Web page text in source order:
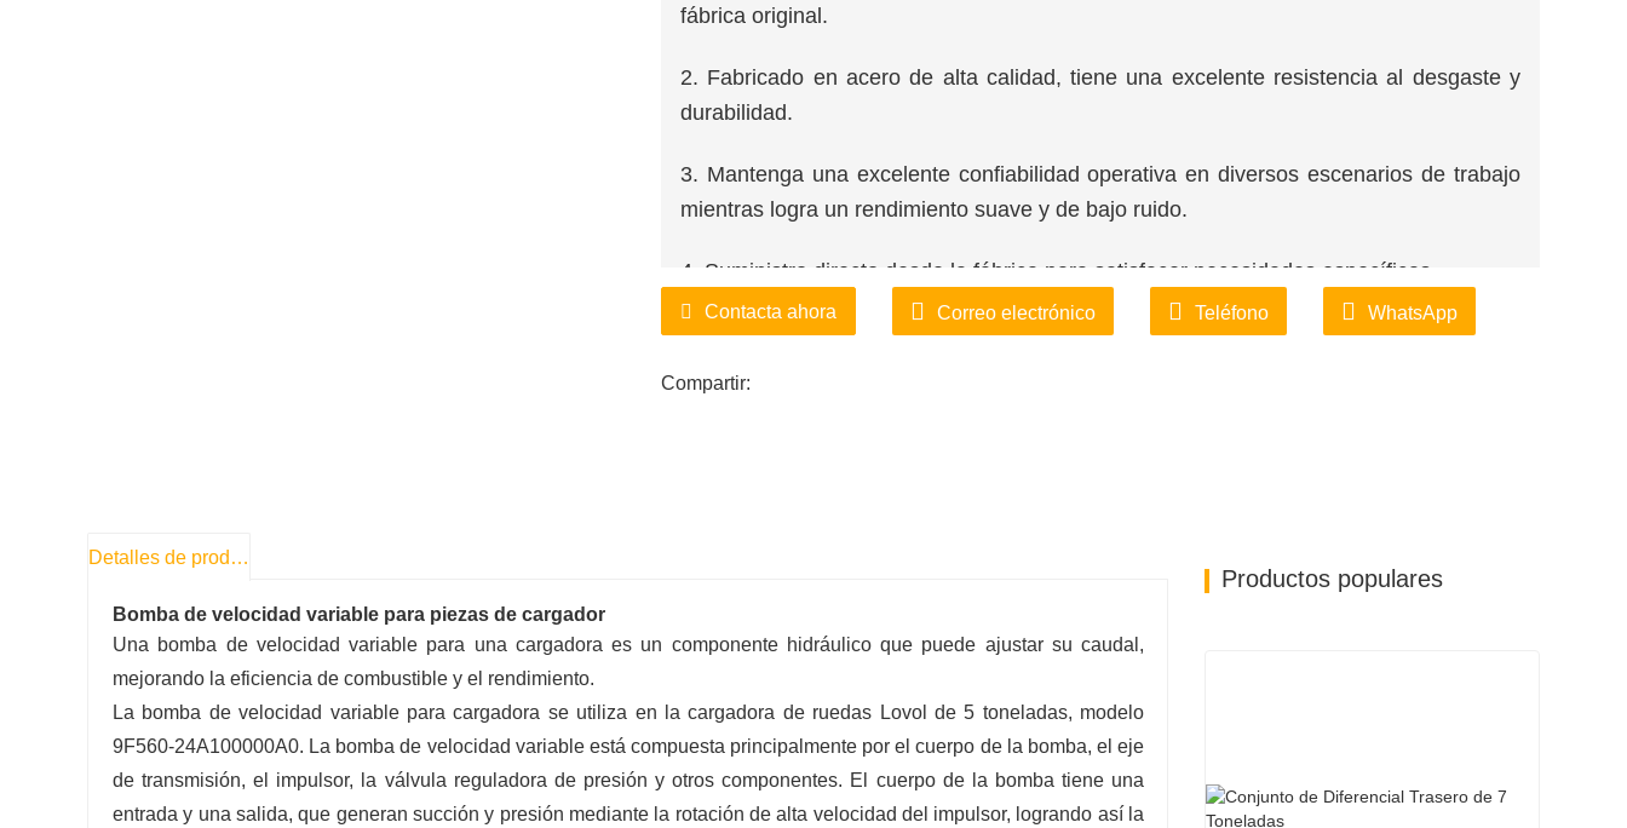
fábrica original.
2. Fabricado en acero de alta calidad, tiene una excelente resistencia al desgaste y
durabilidad.
3. Mantenga una excelente confiabilidad operativa en diversos escenarios de trabajo
mientras logra un rendimiento suave y de bajo ruido.
4. Suministro directo desde la fábrica para satisfacer necesidades específicas.
5. Combinando un estricto control de calidad para lograr una relación costo-beneficio
Contacta ahora Correo electrónico Teléfono WhatsApp
Compartir:
Detalles de producto
Bomba de velocidad variable para piezas de cargador
Una bomba de velocidad variable para una cargadora es un componente hidráulico que puede ajustar su caudal,
mejorando la eficiencia de combustible y el rendimiento.
La bomba de velocidad variable para cargadora se utiliza en la cargadora de ruedas Lovol de 5 toneladas, modelo
9F560-24A100000A0. La bomba de velocidad variable está compuesta principalmente por el cuerpo de la bomba, el eje
de transmisión, el impulsor, la válvula reguladora de presión y otros componentes. El cuerpo de la bomba tiene una
entrada y una salida, que generan succión y presión mediante la rotación de alta velocidad del impulsor, logrando así la
Productos populares